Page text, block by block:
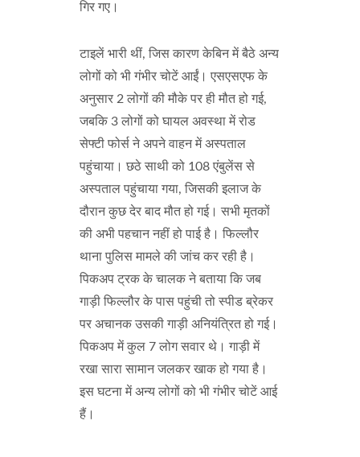
गिर गए।
टाइलें भारी थीं, जिस कारण केबिन में बैठे अन्य
लोगों को भी गंभीर चोटें आईं। एसएसएफ के
अनुसार 2 लोगों की मौके पर ही मौत हो गई,
जबकि 3 लोगों को घायल अवस्था में रोड
सेफ्टी फोर्स ने अपने वाहन में अस्पताल
पहुंचाया। छठे साथी को 108 एंबुलेंस से
अस्पताल पहुंचाया गया, जिसकी इलाज के
दौरान कुछ देर बाद मौत हो गई। सभी मृतकों
की अभी पहचान नहीं हो पाई है। फिल्लौर
थाना पुलिस मामले की जांच कर रही है।
पिकअप ट्रक के चालक ने बताया कि जब
गाड़ी फिल्लौर के पास पहुंची तो स्पीड ब्रेकर
पर अचानक उसकी गाड़ी अनियंत्रित हो गई।
पिकअप में कुल 7 लोग सवार थे। गाड़ी में
रखा सारा सामान जलकर खाक हो गया है।
इस घटना में अन्य लोगों को भी गंभीर चोटें आई
हैं।